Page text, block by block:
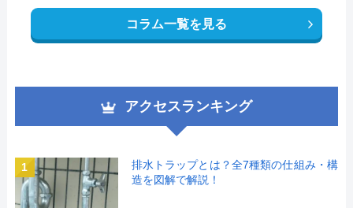
コラム一覧を見る
アクセスランキング
1
排水トラップとは？全7種類の仕組み・構
造を図解で解説！